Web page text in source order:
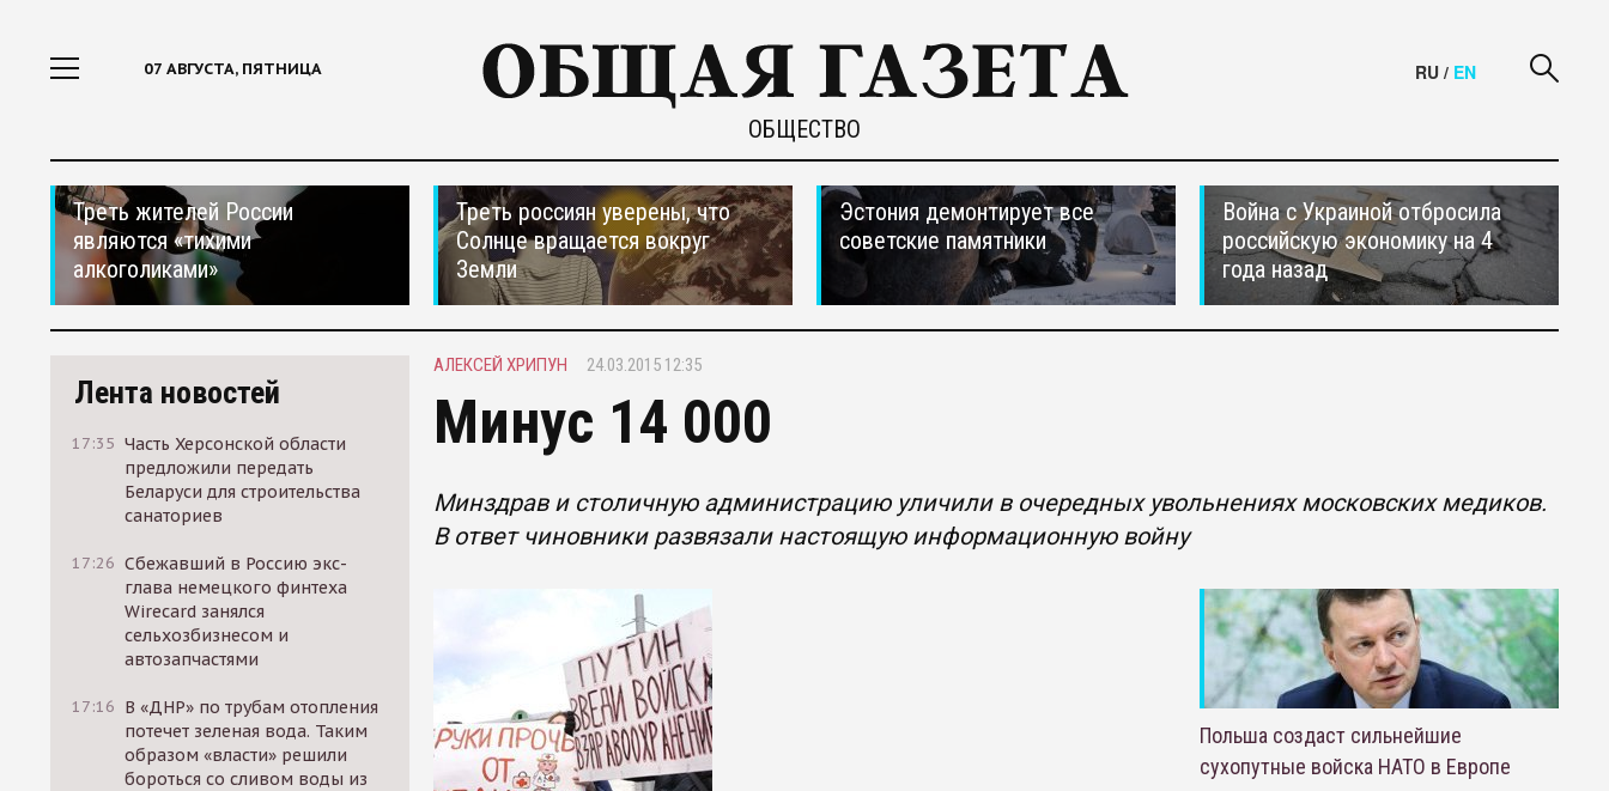
07 АВГУСТА, ПЯТНИЦА
ОБЩЕСТВО
RU / EN
Треть жителей России
являются «тихими
алкоголиками»
Треть россиян уверены, что
Солнце вращается вокруг
Земли
Эстония демонтирует все
советские памятники
Война с Украиной отбросила
российскую экономику на 4
года назад
Лента новостей
17:35 Часть Херсонской области
предложили передать
Беларуси для строительства
санаториев
17:26 Сбежавший в Россию экс-
глава немецкого финтеха
Wirecard занялся
сельхозбизнесом и
автозапчастями
17:16 В «ДНР» по трубам отопления
потечет зеленая вода. Таким
образом «власти» решили
бороться со сливом воды из
АЛЕКСЕЙ ХРИПУН 24.03.2015 12:35
Минус 14 000
Минздрав и столичную администрацию уличили в очередных увольнениях московских медиков.
В ответ чиновники развязали настоящую информационную войну
Польша создаст сильнейшие
сухопутные войска НАТО в Европе